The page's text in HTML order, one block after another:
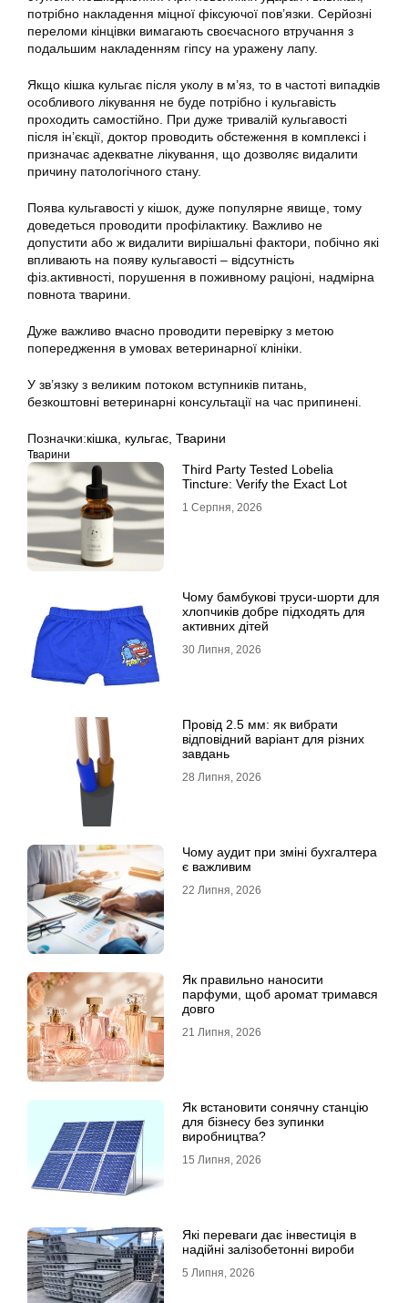
потрібно накладення міцної фіксуючої пов’язки. Серйозні
переломи кінцівки вимагають своєчасного втручання з
подальшим накладенням гіпсу на уражену лапу.
Якщо кішка кульгає після уколу в м’яз, то в частоті випадків
особливого лікування не буде потрібно і кульгавість
проходить самостійно. При дуже тривалій кульгавості
після ін’єкції, доктор проводить обстеження в комплексі і
призначає адекватне лікування, що дозволяє видалити
причину патологічного стану.
Поява кульгавості у кішок, дуже популярне явище, тому
доведеться проводити профілактику. Важливо не
допустити або ж видалити вирішальні фактори, побічно які
впливають на появу кульгавості – відсутність
фіз.активності, порушення в поживному раціоні, надмірна
повнота тварини.
Дуже важливо вчасно проводити перевірку з метою
попередження в умовах ветеринарної клініки.
У зв’язку з великим потоком вступників питань,
безкоштовні ветеринарні консультації на час припинені.
Позначки:кішка кульгає Тварини
Тварини
Third Party Tested Lobelia
Tincture: Verify the Exact Lot
1 Серпня, 2026
Чому бамбукові труси-шорти для
хлопчиків добре підходять для
активних дітей
30 Липня, 2026
Провід 2.5 мм: як вибрати
відповідний варіант для різних
завдань
28 Липня, 2026
Чому аудит при зміні бухгалтера
є важливим
22 Липня, 2026
Як правильно наносити
парфуми, щоб аромат тримався
довго
21 Липня, 2026
Як встановити сонячну станцію
для бізнесу без зупинки
виробництва?
15 Липня, 2026
Які переваги дає інвестиція в
надійні залізобетонні вироби
5 Липня, 2026